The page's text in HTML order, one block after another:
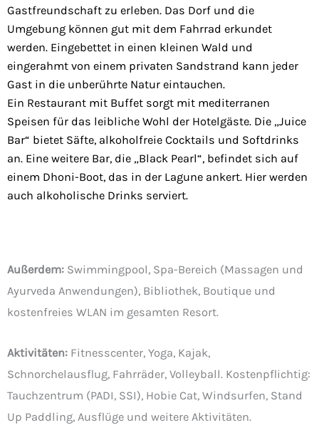
Gastfreundschaft zu erleben. Das Dorf und die
Umgebung können gut mit dem Fahrrad erkundet
werden. Eingebettet in einen kleinen Wald und
eingerahmt von einem privaten Sandstrand kann jeder
Gast in die unberührte Natur eintauchen.
Ein Restaurant mit Buffet sorgt mit mediterranen
Speisen für das leibliche Wohl der Hotelgäste. Die „Juice
Bar“ bietet Säfte, alkoholfreie Cocktails und Softdrinks
an. Eine weitere Bar, die „Black Pearl“, befindet sich auf
einem Dhoni-Boot, das in der Lagune ankert. Hier werden
auch alkoholische Drinks serviert.
Außerdem: Swimmingpool, Spa-Bereich (Massagen und
Ayurveda Anwendungen), Bibliothek, Boutique und
kostenfreies WLAN im gesamten Resort.
Aktivitäten: Fitnesscenter, Yoga, Kajak,
Schnorchelausflug, Fahrräder, Volleyball. Kostenpflichtig:
Tauchzentrum (PADI, SSI), Hobie Cat, Windsurfen, Stand
Up Paddling, Ausflüge und weitere Aktivitäten.